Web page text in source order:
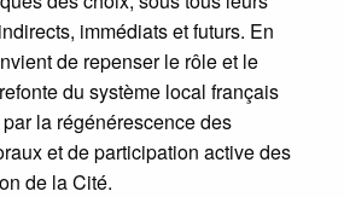
immédiats et futurs. En
de repenser le rôle et le
du système local français
la régénérescence des
et de participation active des
de la Cité.